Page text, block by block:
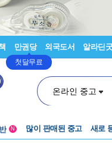
만권당
첫달무료
외국도서 알라딘
온라인 중고
N 많이 판매된 중고 새로